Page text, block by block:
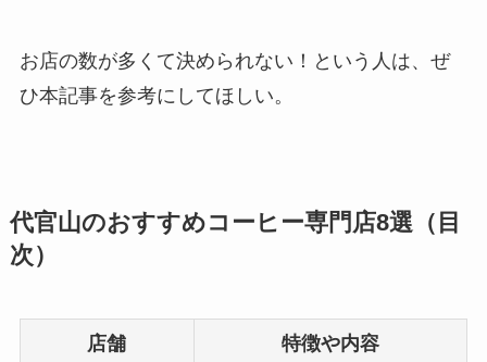
お店の数が多くて決められない！という人は、ぜ
ひ本記事を参考にしてほしい。
代官山のおすすめコーヒー専門店8選（目
次）
店舗
特徴や内容